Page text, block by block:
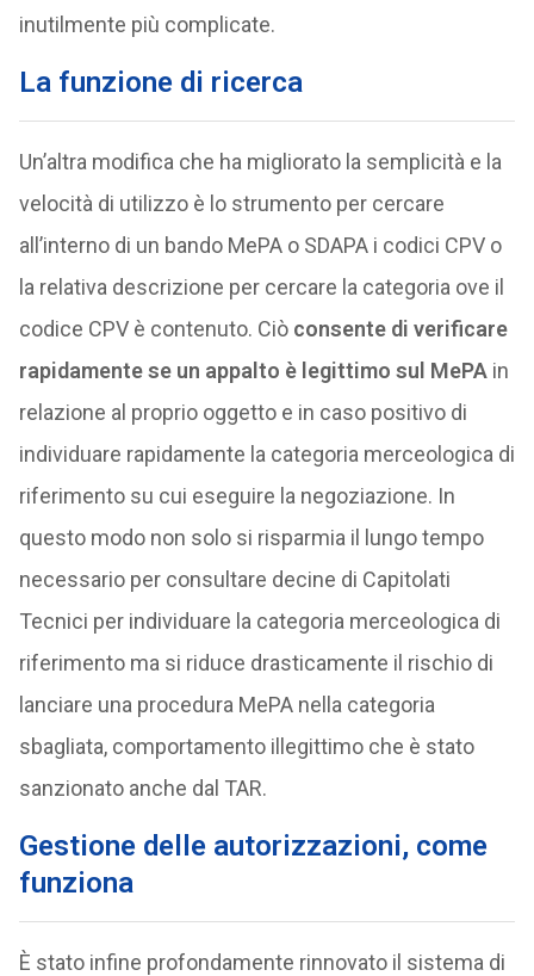
inutilmente più complicate.
La funzione di ricerca
Un’altra modifica che ha migliorato la semplicità e la
velocità di utilizzo è lo strumento per cercare
all’interno di un bando MePA o SDAPA i codici CPV o
la relativa descrizione per cercare la categoria ove il
codice CPV è contenuto. Ciò consente di verificare
rapidamente se un appalto è legittimo sul MePAin
relazione al proprio oggetto e in caso positivo di
individuare rapidamente la categoria merceologica di
riferimento su cui eseguire la negoziazione. In
questo modo non solo si risparmia il lungo tempo
necessario per consultare decine di Capitolati
Tecnici per individuare la categoria merceologica di
riferimento ma si riduce drasticamente il rischio di
lanciare una procedura MePA nella categoria
sbagliata, comportamento illegittimo che è stato
sanzionato anche dal TAR.
Gestione delle autorizzazioni, come
funziona
È stato infine profondamente rinnovato il sistema di